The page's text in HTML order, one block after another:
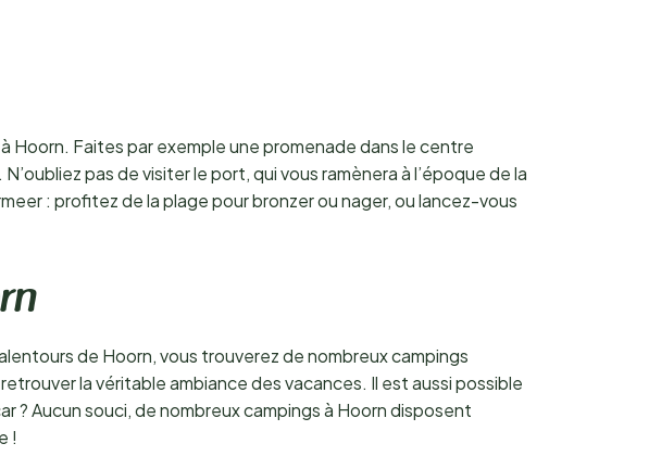
Hoorn. Faites par exemple une promenade dans le centre
pas de visiter le port, qui vous ramènera à l’époque de la
: profitez de la plage pour bronzer ou nager, ou lancez-vous
de Hoorn, vous trouverez de nombreux campings
la véritable ambiance des vacances. Il est aussi possible
? Aucun souci, de nombreux campings à Hoorn disposent
!